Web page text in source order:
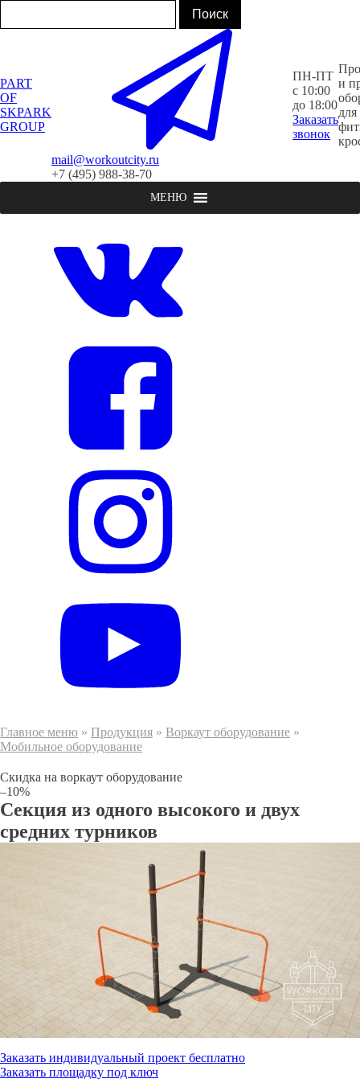
PART
OF
SKPARK
GROUP
mail@workoutcity.ru
+7 (495) 988-38-70
ПН-ПТ
с 10:00
до 18:00
Заказать
звонок
и
для
МЕНЮ
Главное меню » Продукция » Воркаут оборудование »
Мобильное оборудование
Скидка на воркаут оборудование
–10%
Секция из одного высокого и двух
средних турников
Заказать индивидуальный проект бесплатно
Заказать площадку под ключ